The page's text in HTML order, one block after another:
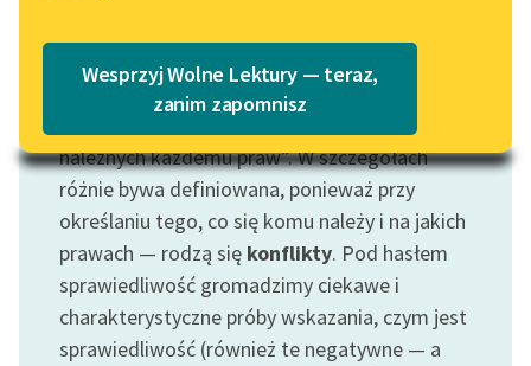
Lektury szkolne i klasyka
literatury do słuchania dla
uczennic i uczniów z
niepełnosprawnościami
E-kolekcja lektur
szkolnych i literatury do
słuchania dla uczennic i
uczniów z
niepełnosprawnościami
Katalog w formacie PDF
Wesprzyj Wolne Lektury — teraz,
zanim zapomnisz
Motyw: Sprawiedliwość
Ideę tę można streścić jako „uszanowanie
należnych każdemu praw”. W szczegółach
różnie bywa definiowana, ponieważ przy
określaniu tego, co się komu należy i na jakich
prawach — rodzą się konflikty. Pod hasłem
sprawiedliwość gromadzimy ciekawe i
charakterystyczne próby wskazania, czym jest
sprawiedliwość (również te negatywne — a